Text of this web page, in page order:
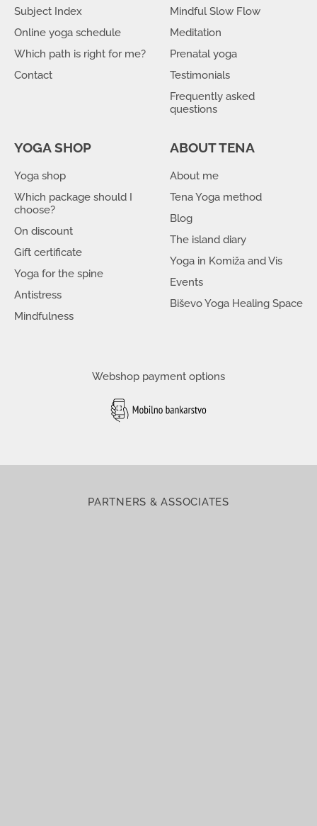
Subject Index
Online yoga schedule
Which path is right for me?
Contact
Mindful Slow Flow
Meditation
Prenatal yoga
Testimonials
Frequently asked
questions
YOGA SHOP
Yoga shop
Which package should I
choose?
On discount
Gift certificate
Yoga for the spine
Antistress
Mindfulness
ABOUT TENA
About me
Tena Yoga method
Blog
The island diary
Yoga in Komiža and Vis
Events
Biševo Yoga Healing Space
Webshop payment options
PARTNERS & ASSOCIATES